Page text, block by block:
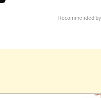
Recommended by